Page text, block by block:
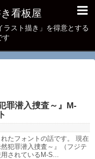
看板屋
ラスト描き」を得意とする
す
罪潜入捜査～』M-
たフォントの話です。 現在
犯罪潜入捜査～』（フジテ
されているM-S...